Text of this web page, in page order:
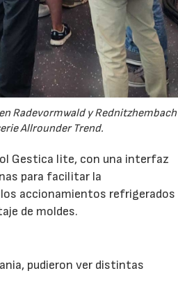
Radevormwald y Rednitzhembach
Allrounder Trend.
Gestica lite, con una interfaz
para facilitar la
accionamientos refrigerados
de moldes.
pudieron ver distintas